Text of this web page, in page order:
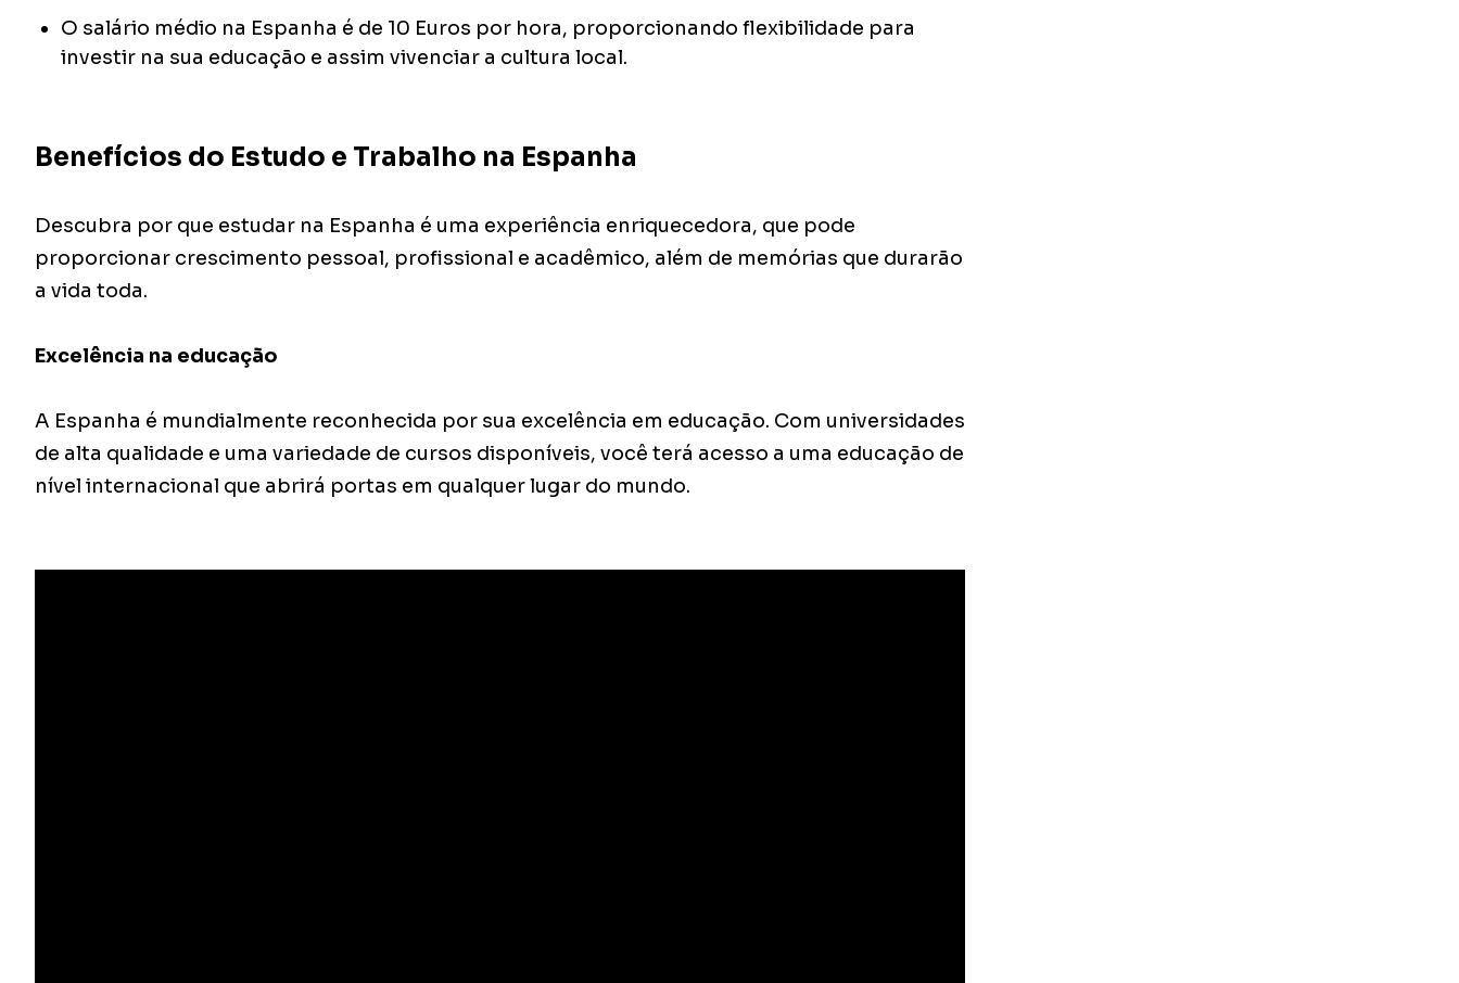
O salário médio na Espanha é de 10 Euros por hora, proporcionando flexibilidade para
investir na sua educação e assim vivenciar a cultura local.
Benefícios do Estudo e Trabalho na Espanha
Descubra por que estudar na Espanha é uma experiência enriquecedora, que pode
proporcionar crescimento pessoal, profissional e acadêmico, além de memórias que durarão
a vida toda.
Excelência na educação
A Espanha é mundialmente reconhecida por sua excelência em educação. Com universidades
de alta qualidade e uma variedade de cursos disponíveis, você terá acesso a uma educação de
nível internacional que abrirá portas em qualquer lugar do mundo.